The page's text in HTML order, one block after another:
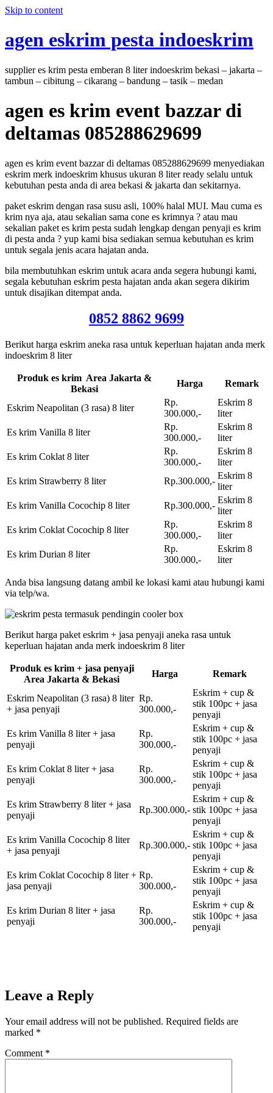
Skip to content
agen eskrim pesta indoeskrim
supplier es krim pesta emberan 8 liter indoeskrim bekasi – jakarta –
tambun – cibitung – cikarang – bandung – tasik – medan
agen es krim event bazzar di
deltamas 085288629699
agen es krim event bazzar di deltamas 085288629699 menyediakan
eskrim merk indoeskrim khusus ukuran 8 liter ready selalu untuk
kebutuhan pesta anda di area bekasi & jakarta dan sekitarnya.
paket eskrim dengan rasa susu asli, 100% halal MUI. Mau cuma es
krim nya aja, atau sekalian sama cone es krimnya ? atau mau
sekalian paket es krim pesta sudah lengkap dengan penyaji es krim
di pesta anda ? yup kami bisa sediakan semua kebutuhan es krim
untuk segala jenis acara hajatan anda.
bila membutuhkan eskrim untuk acara anda segera hubungi kami,
segala kebutuhan eskrim pesta hajatan anda akan segera dikirim
untuk disajikan ditempat anda.
0852 8862 9699
Berikut harga eskrim aneka rasa untuk keperluan hajatan anda merk
indoeskrim 8 liter
Produk es krim Area Jakarta &
Bekasi
Harga Remark
Eskrim Neapolitan (3 rasa) 8 liter
Rp.
300.000,-
Eskrim 8
liter
Es krim Vanilla 8 liter
Rp.
300.000,-
Eskrim 8
liter
Es krim Coklat 8 liter
Rp.
300.000,-
Eskrim 8
liter
Es krim Strawberry 8 liter
Rp.300.000,-
Eskrim 8
liter
Es krim Vanilla Cocochip 8 liter
Rp.300.000,-
Eskrim 8
liter
Es krim Coklat Cocochip 8 liter
Rp.
300.000,-
Eskrim 8
liter
Es krim Durian 8 liter
Rp.
300.000,-
Eskrim 8
liter
Anda bisa langsung datang ambil ke lokasi kami atau hubungi kami
via telp/wa.
Berikut harga paket eskrim + jasa penyaji aneka rasa untuk
keperluan hajatan anda merk indoeskrim 8 liter
Produk es krim + jasa penyaji
Area Jakarta & Bekasi
Harga Remark
Eskrim Neapolitan (3 rasa) 8 liter
+ jasa penyaji
Rp.
300.000,-
Eskrim + cup &
stik 100pc + jasa
penyaji
Es krim Vanilla 8 liter + jasa
penyaji
Rp.
300.000,-
Eskrim + cup &
stik 100pc + jasa
penyaji
Es krim Coklat 8 liter + jasa
penyaji
Rp.
300.000,-
Eskrim + cup &
stik 100pc + jasa
penyaji
Es krim Strawberry 8 liter + jasa
penyaji
Rp.300.000,-
Eskrim + cup &
stik 100pc + jasa
penyaji
Es krim Vanilla Cocochip 8 liter
+ jasa penyaji
Rp.300.000,-
Eskrim + cup &
stik 100pc + jasa
penyaji
Es krim Coklat Cocochip 8 liter +
jasa penyaji
Rp.
300.000,-
Eskrim + cup &
stik 100pc + jasa
penyaji
Es krim Durian 8 liter + jasa
penyaji
Rp.
300.000,-
Eskrim + cup &
stik 100pc + jasa
penyaji
Leave a Reply
Your email address will not be published. Required fields are
marked *
Comment *